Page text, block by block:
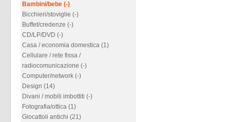
Bambini/bebe (-)
Bicchieri/stoviglie (-)
Buffet/credenze (-)
CD/LP/DVD (-)
Casa / economia domestica (1)
Cellulare / rete fissa /
radiocomunicazione (-)
Computer/network (-)
Design (14)
Divani / mobili imbottiti (-)
Fotografia/ottica (1)
Giocattoli antichi (21)